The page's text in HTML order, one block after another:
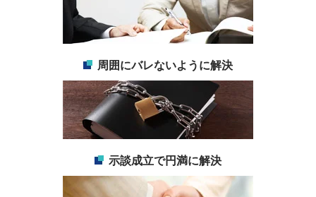
周囲にバレないように解決
示談成立で円満に解決